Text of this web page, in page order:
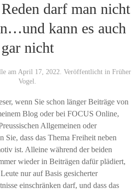
darf man nicht
kann es auch
gar nicht
am April 17, 2022. Veröffentlicht in Früher
Vogel .
wenn Sie schon länger Beiträge von
Blog oder bei FOCUS Online,
Allgemeinen oder
Sie, dass das Thema Freiheit neben
ist. Alleine während der beiden
wieder in Beiträgen dafür plädiert,
nur auf Basis gesicherter
einschränken darf, und dass das